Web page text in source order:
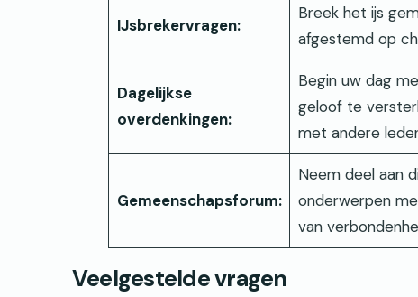
IJsbrekervragen:
Breek het ijs
afgestemd op
Dagelijkse
overdenkingen:
Begin uw dag
geloof te
met andere
Gemeenschapsforum:
Neem deel aan
onderwerpen
van
Veelgestelde vragen